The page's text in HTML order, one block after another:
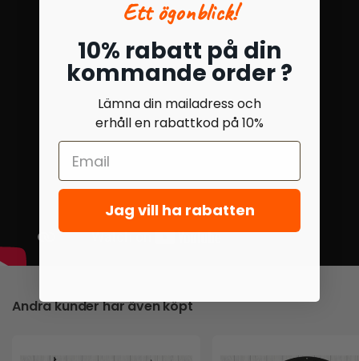
Andra kunder har även köpt
Ett ögonblick!
10% rabatt på din
kommande order ?
Lämna din mailadress och
erhåll en rabattkod på 10%
Jag vill ha rabatten